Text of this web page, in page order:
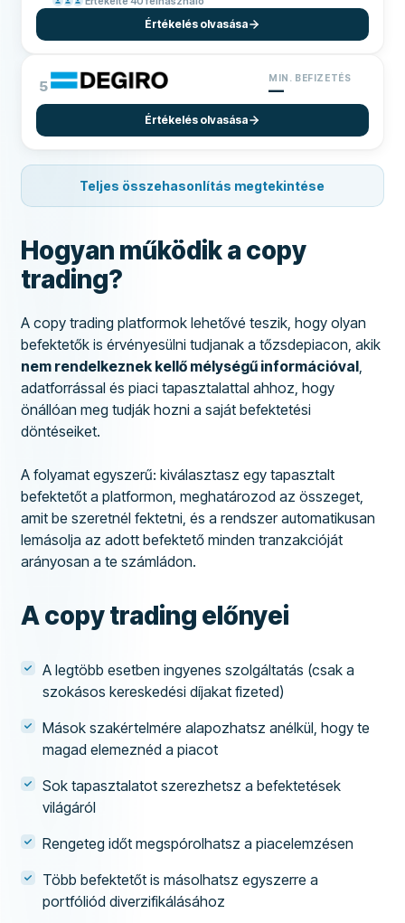
Értékelés olvasása
5 MIN. BEFIZETÉS
—
Értékelés olvasása
Teljes összehasonlítás megtekintése
Hogyan működik a copy
trading?
A copy trading platformok lehetővé teszik, hogy olyan
befektetők is érvényesülni tudjanak a tőzsdepiacon, akik
nem rendelkeznek kellő mélységű információval,
adatforrással és piaci tapasztalattal ahhoz, hogy
önállóan meg tudják hozni a saját befektetési
döntéseiket.
A folyamat egyszerű: kiválasztasz egy tapasztalt
befektetőt a platformon, meghatározod az összeget,
amit be szeretnél fektetni, és a rendszer automatikusan
lemásolja az adott befektető minden tranzakcióját
arányosan a te számládon.
A copy trading előnyei
A legtöbb esetben ingyenes szolgáltatás (csak a
szokásos kereskedési díjakat fizeted)
Mások szakértelmére alapozhatsz anélkül, hogy te
magad elemeznéd a piacot
Sok tapasztalatot szerezhetsz a befektetések
világáról
Rengeteg időt megspórolhatsz a piacelemzésen
Több befektetőt is másolhatsz egyszerre a
portfóliód diverzifikálásához